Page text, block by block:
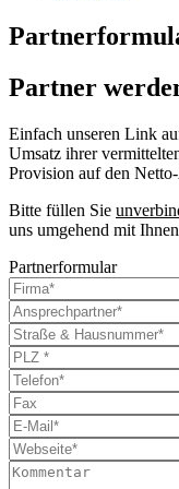
Partner
Einfach unseren Link
Umsatz ihrer
Provision auf den
Bitte füllen Sie
uns umgehend mit
Partnerformular